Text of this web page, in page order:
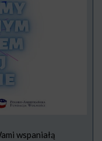
wspaniałą